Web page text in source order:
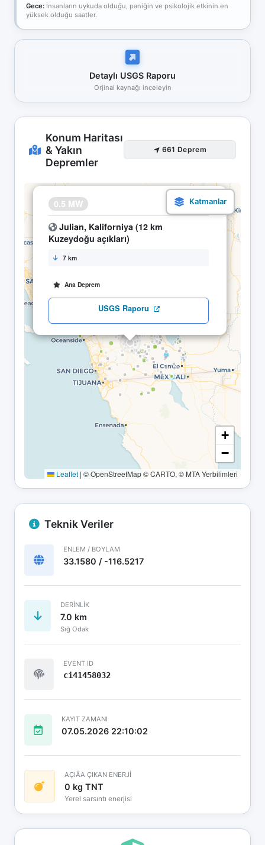
Gece: İnsanların uykuda olduğu, paniğin ve psikolojik etkinin en
yüksek olduğu saatler.
Detaylı USGS Raporu
Orjinal kaynağı inceleyin
Konum Haritası
& Yakın
Depremler
661 Deprem
0.5 MW 08.05 01:03
Julian, Kaliforniya (12 km
Kuzeydoğu açıkları)
7 km
Ana Deprem
USGS Raporu
×
+
−
Leaflet | © OpenStreetMap © CARTO, © MTA Yerbilimleri
Teknik Veriler
ENLEM / BOYLAM
33.1580 / -116.5217
DERINLIK
7.0 km
Sığ Odak
EVENT ID
ci41458032
KAYIT ZAMANI
07.05.2026 22:10:02
AÇIÄA ÇIKAN ENERJİ
0 kg TNT
Yerel sarsıntı enerjisi